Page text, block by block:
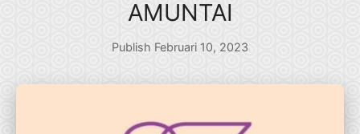
AMUNTAI
Publish Februari 10, 2023